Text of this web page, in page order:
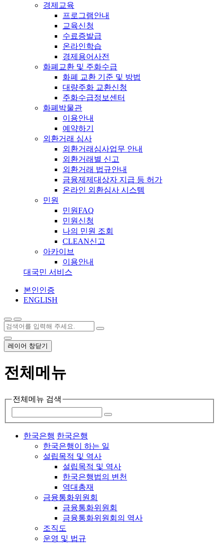
경제교육
프로그램안내
교육신청
수료증발급
온라인학습
경제용어사전
화폐교환 및 주화수급
화폐 교환 기준 및 방법
대량주화 교환신청
주화수급정보센터
화폐박물관
이용안내
예약하기
외환거래 심사
외환거래심사업무 안내
외환거래별 신고
외환거래 법규안내
금융제제대상자 지급 등 허가
온라인 외환심사 시스템
민원
민원FAQ
민원신청
나의 민원 조회
CLEAN신고
아카이브
이용안내
대국민 서비스
본인인증
ENGLISH
레이어 창닫기
전체메뉴
전체메뉴 검색
한국은행 한국은행
한국은행이 하는 일
설립목적 및 역사
설립목적 및 역사
한국은행법의 변천
역대총재
금융통화위원회
금융통화위원회
금융통화위원회의 역사
조직도
운영 및 법규